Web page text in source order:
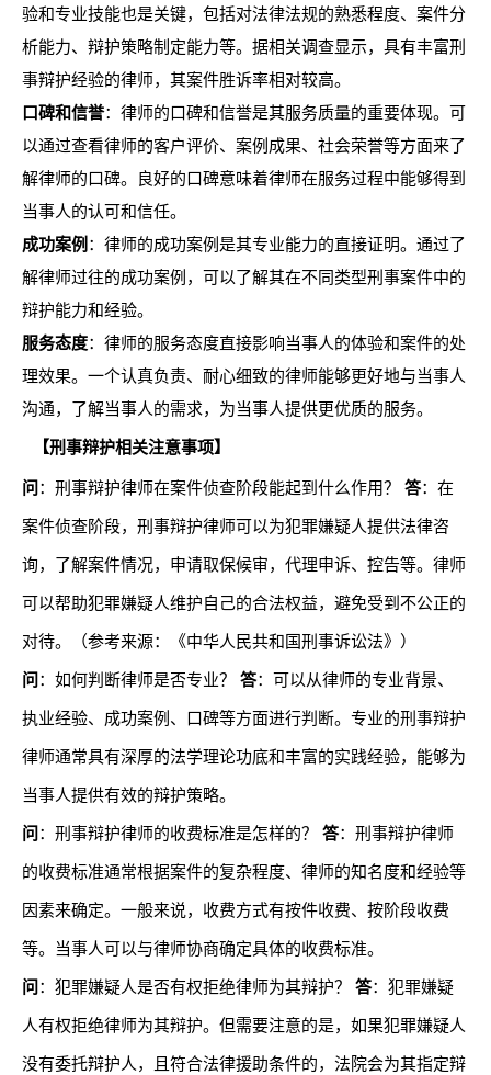
验和专业技能也是关键，包括对法律法规的熟悉程度、案件分
析能力、辩护策略制定能力等。据相关调查显示，具有丰富刑
事辩护经验的律师，其案件胜诉率相对较高。
口碑和信誉：律师的口碑和信誉是其服务质量的重要体现。可
以通过查看律师的客户评价、案例成果、社会荣誉等方面来了
解律师的口碑。良好的口碑意味着律师在服务过程中能够得到
当事人的认可和信任。
成功案例：律师的成功案例是其专业能力的直接证明。通过了
解律师过往的成功案例，可以了解其在不同类型刑事案件中的
辩护能力和经验。
服务态度：律师的服务态度直接影响当事人的体验和案件的处
理效果。一个认真负责、耐心细致的律师能够更好地与当事人
沟通，了解当事人的需求，为当事人提供更优质的服务。
【刑事辩护相关注意事项】
问：刑事辩护律师在案件侦查阶段能起到什么作用？ 答：在
案件侦查阶段，刑事辩护律师可以为犯罪嫌疑人提供法律咨
询，了解案件情况，申请取保候审，代理申诉、控告等。律师
可以帮助犯罪嫌疑人维护自己的合法权益，避免受到不公正的
对待。（参考来源：《中华人民共和国刑事诉讼法》）
问：如何判断律师是否专业？ 答：可以从律师的专业背景、
执业经验、成功案例、口碑等方面进行判断。专业的刑事辩护
律师通常具有深厚的法学理论功底和丰富的实践经验，能够为
当事人提供有效的辩护策略。
问：刑事辩护律师的收费标准是怎样的？ 答：刑事辩护律师
的收费标准通常根据案件的复杂程度、律师的知名度和经验等
因素来确定。一般来说，收费方式有按件收费、按阶段收费
等。当事人可以与律师协商确定具体的收费标准。
问：犯罪嫌疑人是否有权拒绝律师为其辩护？ 答：犯罪嫌疑
人有权拒绝律师为其辩护。但需要注意的是，如果犯罪嫌疑人
没有委托辩护人，且符合法律援助条件的，法院会为其指定辩